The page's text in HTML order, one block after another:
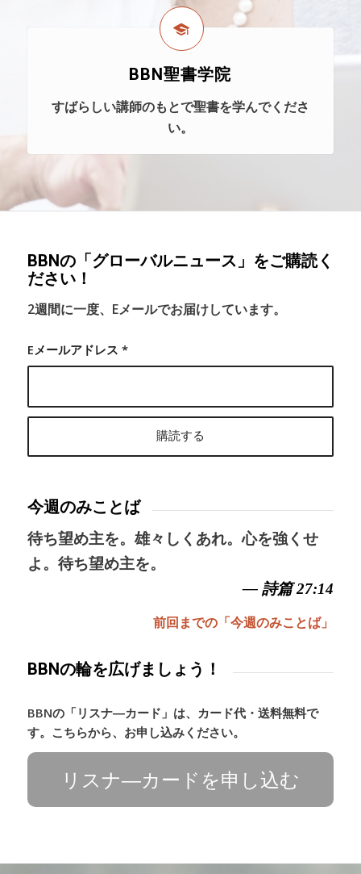
BBN聖書学院
すばらしい講師のもとで聖書を学んでくださ
い。
BBNの「グローバルニュース」をご購読く
ださい！
2週間に一度、Eメールでお届けしています。
Eメールアドレス *
今週のみことば
待ち望め主を。雄々しくあれ。心を強くせ
よ。待ち望め主を。
— 詩篇 27:14
前回までの「今週のみことば」
BBNの輪を広げましょう！
BBNの「リスナ―カード」は、カード代・送料無料で
す。こちらから、お申し込みください。
リスナ―カードを申し込む